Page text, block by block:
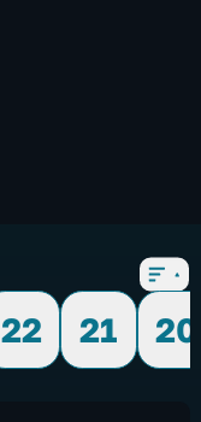
22 21
20